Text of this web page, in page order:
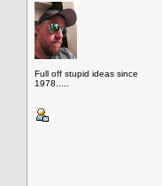
Full off stupid ideas since
1978.....